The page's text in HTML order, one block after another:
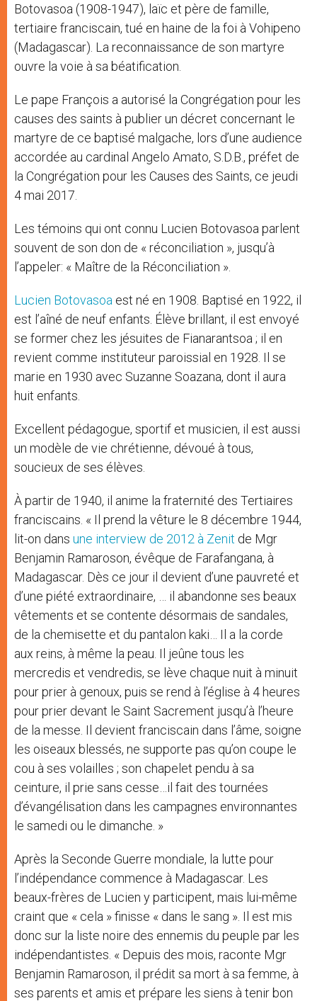
Botovasoa (1908-1947), laïc et père de famille,
tertiaire franciscain, tué en haine de la foi à Vohipeno
(Madagascar). La reconnaissance de son martyre
ouvre la voie à sa béatification.
Le pape François a autorisé la Congrégation pour les
causes des saints à publier un décret concernant le
martyre de ce baptisé malgache, lors d’une audience
accordée au cardinal Angelo Amato, S.D.B., préfet de
la Congrégation pour les Causes des Saints, ce jeudi
4 mai 2017.
Les témoins qui ont connu Lucien Botovasoa parlent
souvent de son don de « réconciliation », jusqu’à
l’appeler: « Maître de la Réconciliation ».
Lucien Botovasoa est né en 1908. Baptisé en 1922, il
est l’aîné de neuf enfants. Élève brillant, il est envoyé
se former chez les jésuites de Fianarantsoa ; il en
revient comme instituteur paroissial en 1928. Il se
marie en 1930 avec Suzanne Soazana, dont il aura
huit enfants.
Excellent pédagogue, sportif et musicien, il est aussi
un modèle de vie chrétienne, dévoué à tous,
soucieux de ses élèves.
À partir de 1940, il anime la fraternité des Tertiaires
franciscains. « Il prend la vêture le 8 décembre 1944,
lit-on dans une interview de 2012 à Zenit de Mgr
Benjamin Ramaroson, évêque de Farafangana, à
Madagascar. Dès ce jour il devient d’une pauvreté et
d’une piété extraordinaire, … il abandonne ses beaux
vêtements et se contente désormais de sandales,
de la chemisette et du pantalon kaki… Il a la corde
aux reins, à même la peau. Il jeûne tous les
mercredis et vendredis, se lève chaque nuit à minuit
pour prier à genoux, puis se rend à l’église à 4 heures
pour prier devant le Saint Sacrement jusqu’à l’heure
de la messe. Il devient franciscain dans l’âme, soigne
les oiseaux blessés, ne supporte pas qu’on coupe le
cou à ses volailles ; son chapelet pendu à sa
ceinture, il prie sans cesse…il fait des tournées
d’évangélisation dans les campagnes environnantes
le samedi ou le dimanche. »
Après la Seconde Guerre mondiale, la lutte pour
l’indépendance commence à Madagascar. Les
beaux-frères de Lucien y participent, mais lui-même
craint que « cela » finisse « dans le sang ». Il est mis
donc sur la liste noire des ennemis du peuple par les
indépendantistes. « Depuis des mois, raconte Mgr
Benjamin Ramaroson, il prédit sa mort à sa femme, à
ses parents et amis et prépare les siens à tenir bon